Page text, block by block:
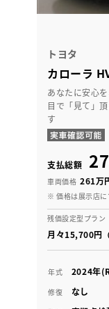
トヨタ
カローラ
あなたに安心
目で「見て」
す
支払総額
車両価格 261万
※ 価格は展示店
残価設定型プラン
月々15,700円
年式 2024年
修復 なし